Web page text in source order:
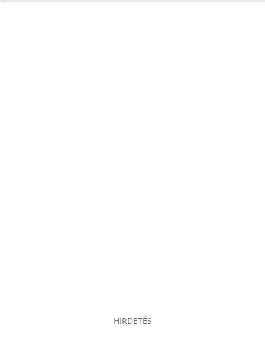
HIRDETÉS